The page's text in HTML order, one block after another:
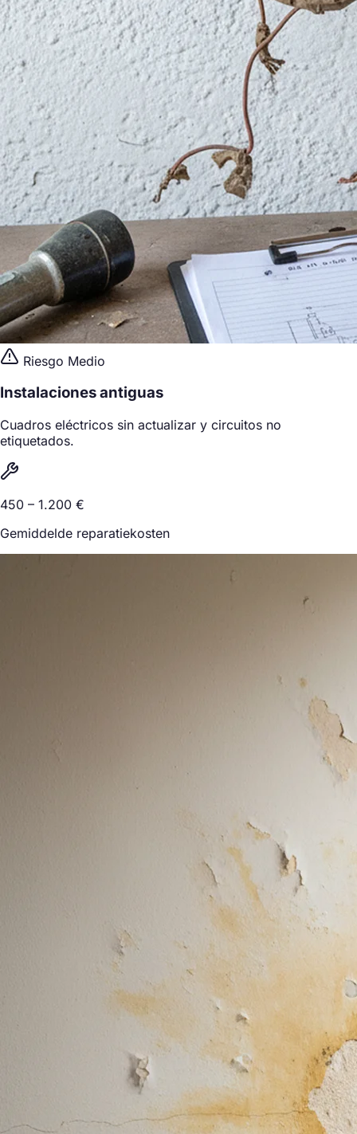
Riesgo Medio
Instalaciones antiguas
Cuadros eléctricos sin actualizar y circuitos no
etiquetados.
450 – 1.200 €
Gemiddelde reparatiekosten